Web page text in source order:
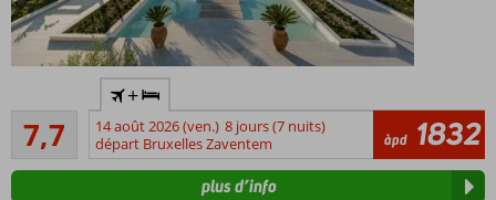
Directement
sur la plage
privée
Imaginez-
vous dans
7,7
Bon
15
commentaires
+
14 août 2026 (ven.) 8 jours (7 nuits)
départ Bruxelles Zaventem
àpd 1832
plus d’info